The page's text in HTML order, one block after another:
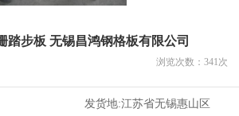
踏步板 无锡昌鸿钢格板有限公司
浏览次数： 341次
发货地:江苏省无锡惠山区